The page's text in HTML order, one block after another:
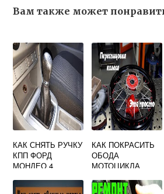
Вам также может
КАК СНЯТЬ РУЧКУ
КПП ФОРД
МОНДЕО 4
КАК ПОКРАСИТЬ
ОБОДА
МОТОЦИКЛА